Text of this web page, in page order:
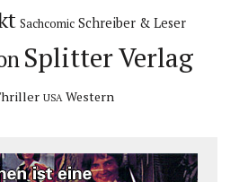
Sachcomic Schreiber & Leser
Splitter Verlag
USA Western